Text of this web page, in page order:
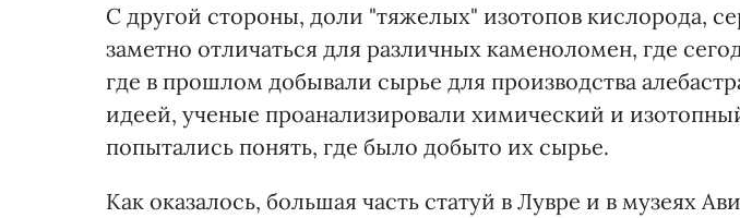
С другой стороны, доли "тяжелых" изотопов кислорода,
заметно отличаться для различных каменоломен, где
где в прошлом добывали сырье для производства
идеей, ученые проанализировали химический и
попытались понять, где было добыто их сырье.
Как оказалось, большая часть статуй в Лувре и в музеях